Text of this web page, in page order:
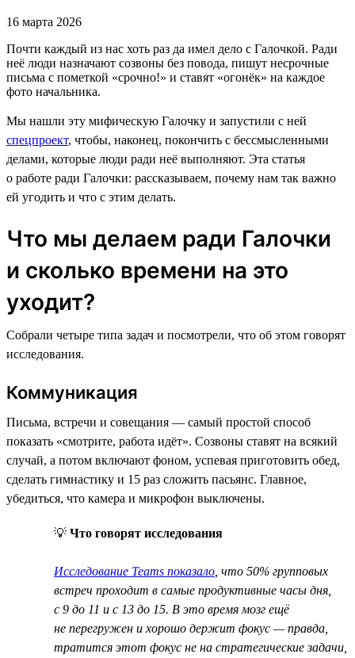
16 марта 2026
Почти каждый из нас хоть раз да имел дело с Галочкой. Ради
неё люди назначают созвоны без повода, пишут несрочные
письма с пометкой «срочно!» и ставят «огонёк» на каждое
фото начальника.
Мы нашли эту мифическую Галочку и запустили с ней
спецпроект, чтобы, наконец, покончить с бессмысленными
делами, которые люди ради неё выполняют. Эта статья
о работе ради Галочки: рассказываем, почему нам так важно
ей угодить и что с этим делать.
Что мы делаем ради Галочки
и сколько времени на это
уходит?
Собрали четыре типа задач и посмотрели, что об этом говорят
исследования.
Коммуникация
Письма, встречи и совещания — самый простой способ
показать «смотрите, работа идёт». Созвоны ставят на всякий
случай, а потом включают фоном, успевая приготовить обед,
сделать гимнастику и 15 раз сложить пасьянс. Главное,
убедиться, что камера и микрофон выключены.
💡 Что говорят исследования
Исследование Teams показало , что 50% групповых
встреч проходит в самые продуктивные часы дня,
с 9 до 11 и с 13 до 15. В это время мозг ещё
не перегружен и хорошо держит фокус — правда,
тратится этот фокус не на стратегические задачи,